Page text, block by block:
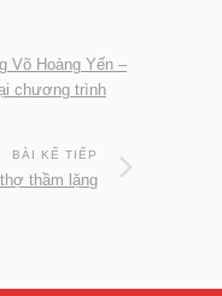
Võ Hoàng Yến –
chương trình
BÀI KẾ TIẾP
thầm lặng